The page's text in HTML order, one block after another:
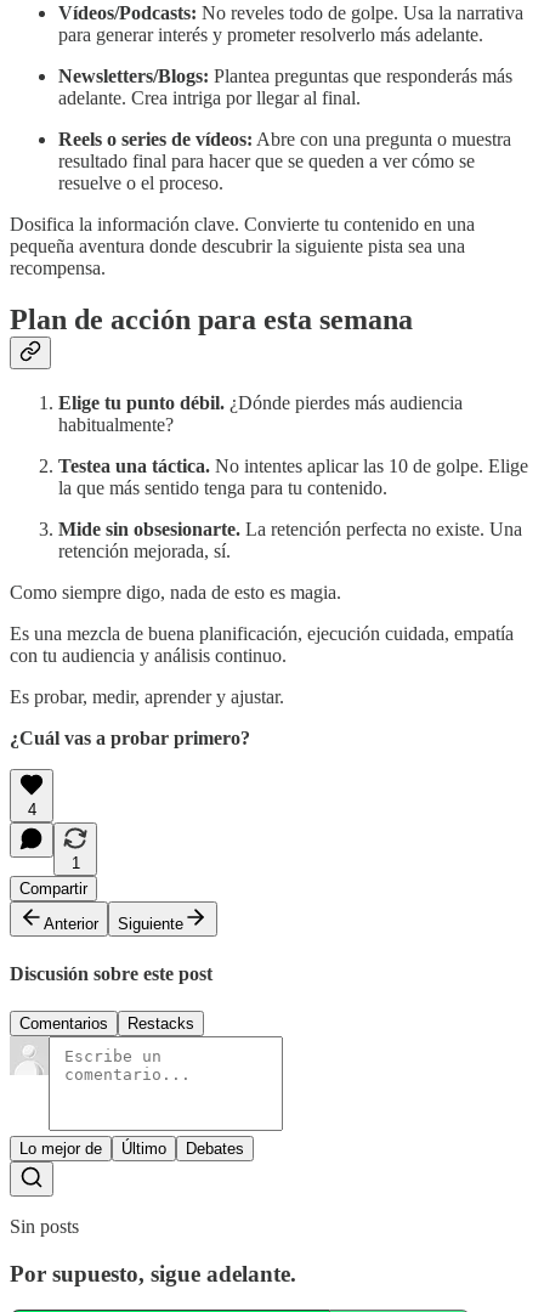
Vídeos/Podcasts: No reveles todo de golpe. Usa la narrativa
para generar interés y prometer resolverlo más adelante.
Newsletters/Blogs: Plantea preguntas que responderás más
adelante. Crea intriga por llegar al final.
Reels o series de vídeos: Abre con una pregunta o muestra
resultado final para hacer que se queden a ver cómo se
resuelve o el proceso.
Dosifica la información clave. Convierte tu contenido en una
pequeña aventura donde descubrir la siguiente pista sea una
recompensa.
Plan de acción para esta semana
Elige tu punto débil. ¿Dónde pierdes más audiencia
habitualmente?
Testea una táctica. No intentes aplicar las 10 de golpe. Elige
la que más sentido tenga para tu contenido.
Mide sin obsesionarte. La retención perfecta no existe. Una
retención mejorada, sí.
Como siempre digo, nada de esto es magia.
Es una mezcla de buena planificación, ejecución cuidada, empatía
con tu audiencia y análisis continuo.
Es probar, medir, aprender y ajustar.
¿Cuál vas a probar primero?
4
1
Compartir
Anterior
Siguiente
Discusión sobre este post
Comentarios Restacks
Lo mejor de Último Debates
Sin posts
Por supuesto, sigue adelante.